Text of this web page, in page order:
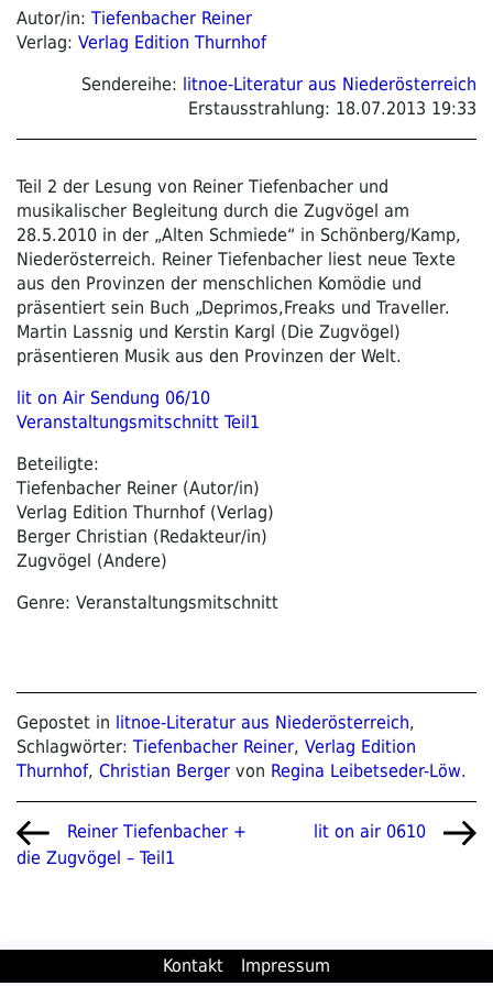
Autor/in: Tiefenbacher Reiner
Verlag: Verlag Edition Thurnhof
Sendereihe: litnoe-Literatur aus Niederösterreich
Erstausstrahlung: 18.07.2013 19:33
Teil 2 der Lesung von Reiner Tiefenbacher und
musikalischer Begleitung durch die Zugvögel am
28.5.2010 in der „Alten Schmiede“ in Schönberg/Kamp,
Niederösterreich. Reiner Tiefenbacher liest neue Texte
aus den Provinzen der menschlichen Komödie und
präsentiert sein Buch „Deprimos,Freaks und Traveller.
Martin Lassnig und Kerstin Kargl (Die Zugvögel)
präsentieren Musik aus den Provinzen der Welt.
lit on Air Sendung 06/10
Veranstaltungsmitschnitt Teil1
Beteiligte:
Tiefenbacher Reiner (Autor/in)
Verlag Edition Thurnhof (Verlag)
Berger Christian (Redakteur/in)
Zugvögel (Andere)
Genre: Veranstaltungsmitschnitt
Gepostet in litnoe-Literatur aus Niederösterreich,
Schlagwörter: Tiefenbacher Reiner, Verlag Edition
Thurnhof, Christian Berger von Regina Leibetseder-Löw.
Beitragsnavigation
Vorheriger
Beitrag
Reiner Tiefenbacher +
die Zugvögel – Teil1
Nächster
lit on air 0610
Kontakt Impressum